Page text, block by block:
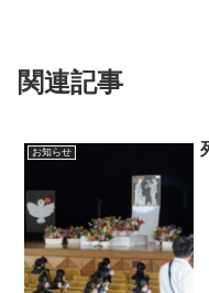
関連記事
お知らせ